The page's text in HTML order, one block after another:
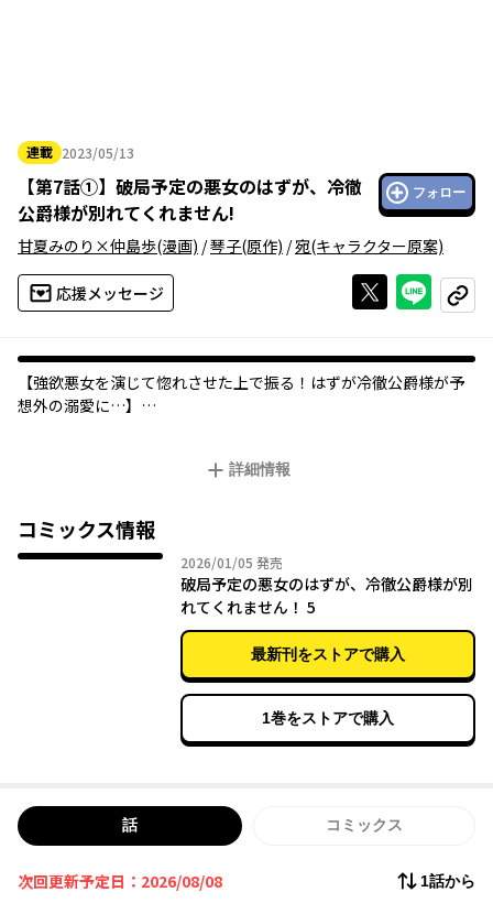
連載 2023/05/13
2023年05月13日
【第7話①】 破局予定の悪女のはずが、冷徹
公爵様が別れてくれません!
フォロー
甘夏みのり×仲島歩(漫画) /琴子(原作) /宛(キャラクター原案)
応援メッセージ Xで投稿する
ライン
コピー
【強欲悪女を演じて惚れさせた上で振る！はずが冷徹公爵様が予
想外の溺愛に…】
インと出会うきっかけを作らないと、戦争が起きてグレースは死
ぬ運命。バッドエンド回避のため悪女キャラに徹するグレースだ
けど、元の真面目な性格のせいで悪女になりきれず、逆に「絶対
に別れてなんかあげないよ」と振るはずの公爵様から溺愛されて
詳細情報
コミックス情報
2026/01/05 2026年01月05日
発売
破局予定の悪女のはずが、冷徹公爵様が別
れてくれません！ 5
最新刊をストアで購入
1巻をストアで購入
話 コミックス
次回更新予定日：2026/08/08 1話から